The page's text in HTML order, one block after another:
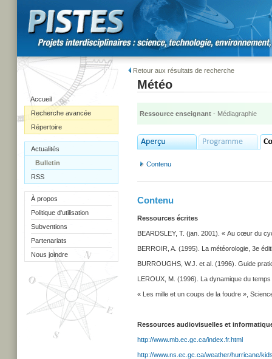
Accueil
Recherche avancée
Répertoire
Actualités
Bulletin
RSS
À propos
Politique d'utilisation
Subventions
Partenariats
Nous joindre
Retour aux résultats de recherche
Météo
Ressource enseignant - Médiagraphie
Contenu
Contenu
Ressources écrites
BEARDSLEY, T. (jan. 2001). « Au cœur du
BERROIR, A. (1995). La météorologie, 3e
BURROUGHS, W.J. et al. (1996). Guide
LEROUX, M. (1996). La dynamique du
« Les mille et un coups de la foudre »,
Ressources audiovisuelles et
http://www.mb.ec.gc.ca/index.fr.html
http://www.ns.ec.gc.ca/weather/hurricane/